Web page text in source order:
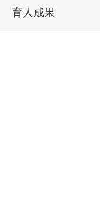
育人成果